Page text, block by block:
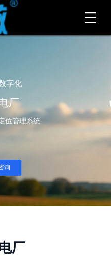
字化
厂
位管理系统
询
厂